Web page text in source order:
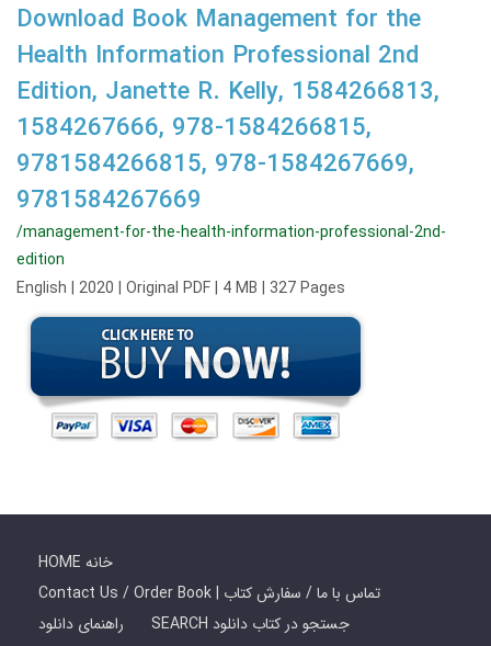
Download Book Management for the
Health Information Professional 2nd
Edition, Janette R. Kelly, 1584266813,
1584267666, 978-1584266815,
9781584266815, 978-1584267669,
9781584267669
/management-for-the-health-information-professional-2nd-
edition
English | 2020 | Original PDF | 4 MB | 327 Pages
HOME خانه
Contact Us / Order Book | تماس با ما / سفارش کتاب
راهنمای دانلود
SEARCH جستجو در کتاب دانلود